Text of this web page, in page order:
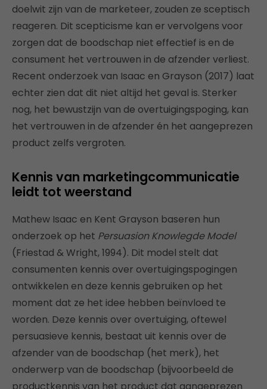
doelwit zijn van de marketeer, zouden ze sceptisch
reageren. Dit scepticisme kan er vervolgens voor
zorgen dat de boodschap niet effectief is en de
consument het vertrouwen in de afzender verliest.
Recent onderzoek van Isaac en Grayson (2017) laat
echter zien dat dit niet altijd het geval is. Sterker
nog, het bewustzijn van de overtuigingspoging, kan
het vertrouwen in de afzender én het aangeprezen
product zelfs vergroten.
Kennis van marketingcommunicatie
leidt tot weerstand
Mathew Isaac en Kent Grayson baseren hun
onderzoek op het Persuasion Knowlegde Model
(Friestad & Wright, 1994). Dit model stelt dat
consumenten kennis over overtuigingspogingen
ontwikkelen en deze kennis gebruiken op het
moment dat ze het idee hebben beïnvloed te
worden. Deze kennis over overtuiging, oftewel
persuasieve kennis, bestaat uit kennis over de
afzender van de boodschap (het merk), het
onderwerp van de boodschap (bijvoorbeeld de